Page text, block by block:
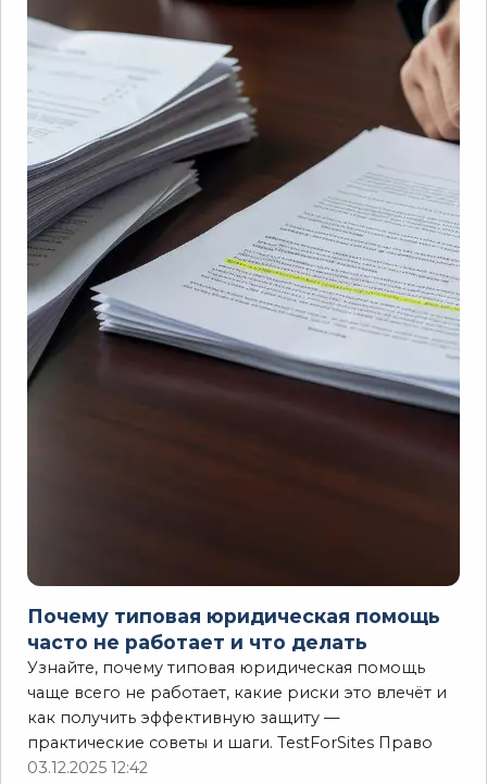
Почему типовая юридическая помощь
часто не работает и что делать
Узнайте, почему типовая юридическая помощь
чаще всего не работает, какие риски это влечёт и
как получить эффективную защиту —
практические советы и шаги. TestForSites Право
03.12.2025 12:42